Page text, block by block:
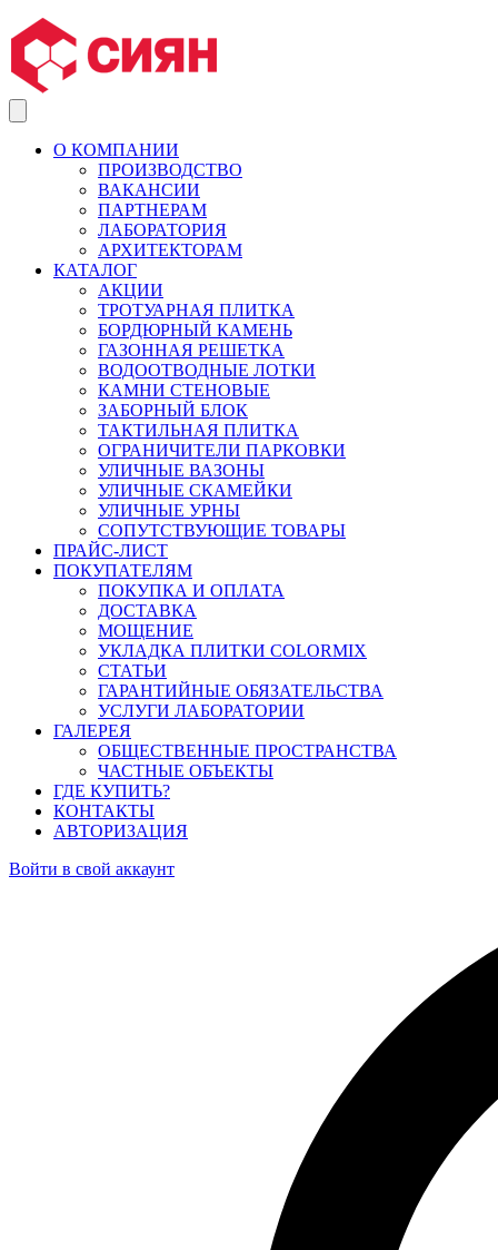
О КОМПАНИИ
ПРОИЗВОДСТВО
ВАКАНСИИ
ПАРТНЕРАМ
ЛАБОРАТОРИЯ
АРХИТЕКТОРАМ
КАТАЛОГ
АКЦИИ
ТРОТУАРНАЯ ПЛИТКА
БОРДЮРНЫЙ КАМЕНЬ
ГАЗОННАЯ РЕШЕТКА
ВОДООТВОДНЫЕ ЛОТКИ
КАМНИ СТЕНОВЫЕ
ЗАБОРНЫЙ БЛОК
ТАКТИЛЬНАЯ ПЛИТКА
ОГРАНИЧИТЕЛИ ПАРКОВКИ
УЛИЧНЫЕ ВАЗОНЫ
УЛИЧНЫЕ СКАМЕЙКИ
УЛИЧНЫЕ УРНЫ
СОПУТСТВУЮЩИЕ ТОВАРЫ
ПРАЙС-ЛИСТ
ПОКУПАТЕЛЯМ
ПОКУПКА И ОПЛАТА
ДОСТАВКА
МОЩЕНИЕ
УКЛАДКА ПЛИТКИ COLORMIX
СТАТЬИ
ГАРАНТИЙНЫЕ ОБЯЗАТЕЛЬСТВА
УСЛУГИ ЛАБОРАТОРИИ
ГАЛЕРЕЯ
ОБЩЕСТВЕННЫЕ ПРОСТРАНСТВА
ЧАСТНЫЕ ОБЪЕКТЫ
ГДЕ КУПИТЬ?
КОНТАКТЫ
АВТОРИЗАЦИЯ
Войти в свой аккаунт